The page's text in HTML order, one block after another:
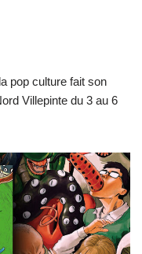
pop culture fait son
Villepinte du 3 au 6